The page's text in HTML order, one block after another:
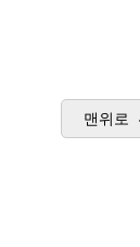
맨위로